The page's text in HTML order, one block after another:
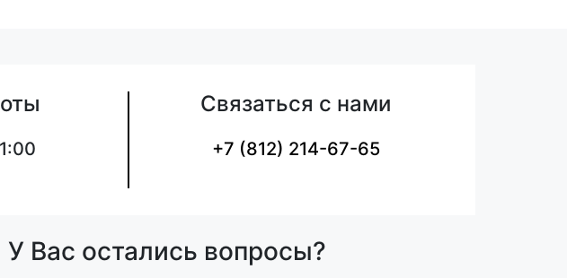
Связаться с нами
+7 (812) 214-67-65
У Вас остались вопросы?